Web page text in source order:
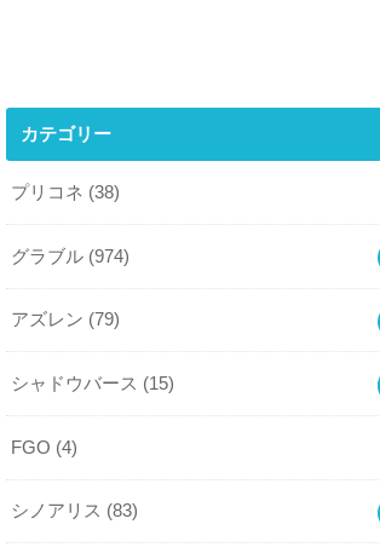
カテゴリー
プリコネ (38)
グラブル (974)
アズレン (79)
シャドウバース (15)
FGO (4)
シノアリス (83)